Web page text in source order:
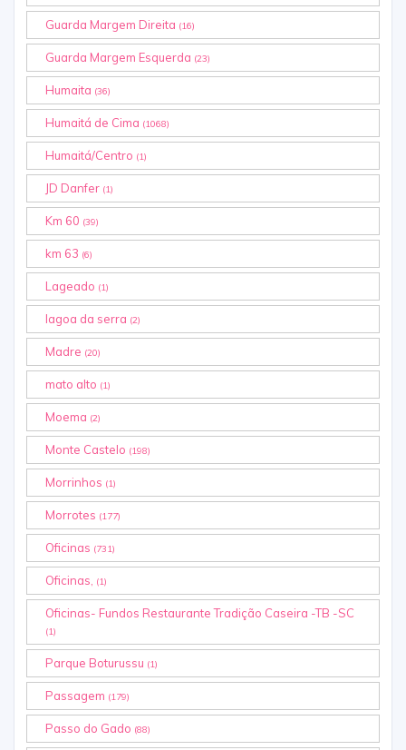
Guarda Margem Direita (16)
Guarda Margem Esquerda (23)
Humaita (36)
Humaitá de Cima (1068)
Humaitá/Centro (1)
JD Danfer (1)
Km 60 (39)
km 63 (6)
Lageado (1)
lagoa da serra (2)
Madre (20)
mato alto (1)
Moema (2)
Monte Castelo (198)
Morrinhos (1)
Morrotes (177)
Oficinas (731)
Oficinas, (1)
Oficinas- Fundos Restaurante Tradição Caseira -TB -SC
(1)
Parque Boturussu (1)
Passagem (179)
Passo do Gado (88)